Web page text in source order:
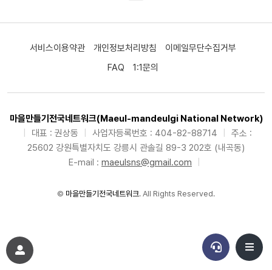
서비스이용약관 개인정보처리방침
이메일무단수집거부
FAQ
1:1문의
마을만들기전국네트워크(Maeul-mandeulgi National Network)
대표 : 권상동 사업자등록번호 : 404-82-88714
주소 :
25602 강원특별자치도 강릉시 관솔길 89-3 202호 (내곡동)
E-mail : maeulsns@gmail.com
© 마을만들기전국네트워크. All Rights Reserved.